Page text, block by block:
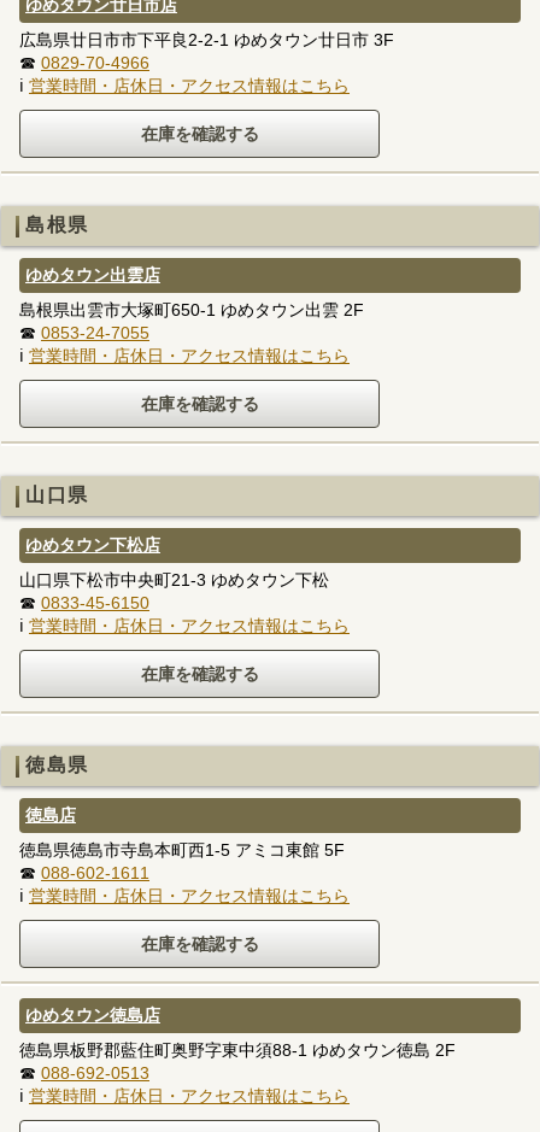
ゆめタウン廿日市店
広島県廿日市市下平良2-2-1 ゆめタウン廿日市 3F
☎ 0829-70-4966
ℹ 営業時間・店休日・アクセス情報はこちら
島根県
ゆめタウン出雲店
島根県出雲市大塚町650-1 ゆめタウン出雲 2F
☎ 0853-24-7055
ℹ 営業時間・店休日・アクセス情報はこちら
山口県
ゆめタウン下松店
山口県下松市中央町21-3 ゆめタウン下松
☎ 0833-45-6150
ℹ 営業時間・店休日・アクセス情報はこちら
徳島県
徳島店
徳島県徳島市寺島本町西1-5 アミコ東館 5F
☎ 088-602-1611
ℹ 営業時間・店休日・アクセス情報はこちら
ゆめタウン徳島店
徳島県板野郡藍住町奥野字東中須88-1 ゆめタウン徳島 2F
☎ 088-692-0513
ℹ 営業時間・店休日・アクセス情報はこちら